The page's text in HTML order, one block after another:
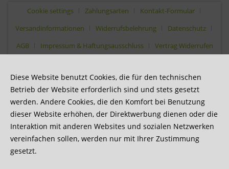
Cookie settings Zahlungsarten
Kontakt-Formular
Versandinformationen
Widerrufsbelehrung
Datenschutz
AGB
Impressum & Haftungsausschluss Vertrag Widerrufen
Diese Website benutzt Cookies, die für den technischen
Betrieb der Website erforderlich sind und stets gesetzt
werden. Andere Cookies, die den Komfort bei Benutzung
dieser Website erhöhen, der Direktwerbung dienen oder die
Interaktion mit anderen Websites und sozialen Netzwerken
vereinfachen sollen, werden nur mit Ihrer Zustimmung
gesetzt.